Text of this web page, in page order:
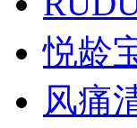
悦龄
风痛